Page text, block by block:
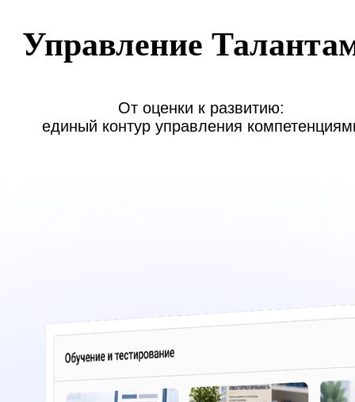
Управление
От оценки к развитию:
единый контур управления